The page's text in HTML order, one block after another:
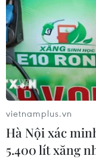
tại các điểm sơ tán.
vietnamplus.vn
Hà Nội xác
5.400 lít xăng